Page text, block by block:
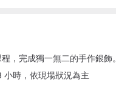
，完成獨一無二的手作銀飾。
時，依現場狀況為主